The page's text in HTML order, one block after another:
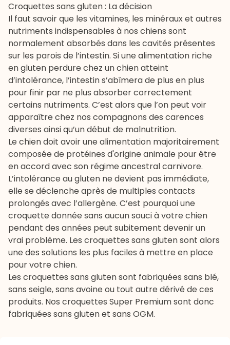
Croquettes sans gluten : La décision
Il faut savoir que les vitamines, les minéraux et autres
nutriments indispensables à nos chiens sont
normalement absorbés dans les cavités présentes
sur les parois de l’intestin. Si une alimentation riche
en gluten perdure chez un chien atteint
d’intolérance, l’intestin s’abîmera de plus en plus
pour finir par ne plus absorber correctement
certains nutriments. C’est alors que l’on peut voir
apparaître chez nos compagnons des carences
diverses ainsi qu’un début de malnutrition.
Le chien doit avoir une alimentation majoritairement
composée de protéines d'origine animale pour être
en accord avec son régime ancestral carnivore.
L’intolérance au gluten ne devient pas immédiate,
elle se déclenche après de multiples contacts
prolongés avec l’allergène. C’est pourquoi une
croquette donnée sans aucun souci à votre chien
pendant des années peut subitement devenir un
vrai problème. Les croquettes sans gluten sont alors
une des solutions les plus faciles à mettre en place
pour votre chien.
Les croquettes sans gluten sont fabriquées sans blé,
sans seigle, sans avoine ou tout autre dérivé de ces
produits. Nos croquettes Super Premium sont donc
fabriquées sans gluten et sans OGM.